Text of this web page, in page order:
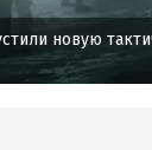
новую